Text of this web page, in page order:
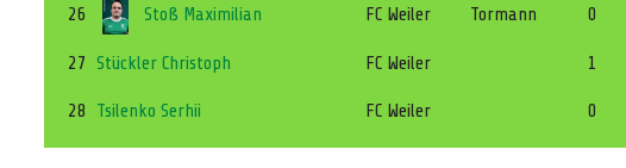
26 Stoß Maximilian FC Weiler Tormann 0
27 Stückler Christoph FC Weiler 1
28 Tsilenko Serhii FC Weiler 0